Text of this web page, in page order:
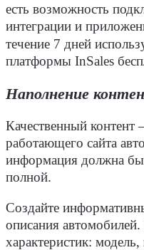
есть возможность
интеграции и
течение 7 дней
платформы InSales
Наполнение
Качественный контент
работающего сайта
информация должна
полной.
Создайте
описания автомобилей.
характеристик: модель,